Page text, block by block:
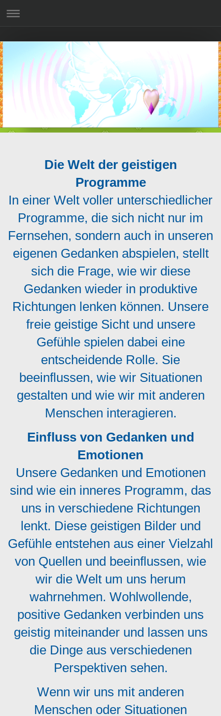
Die Welt der geistigen
Programme
In einer Welt voller unterschiedlicher
Programme, die sich nicht nur im
Fernsehen, sondern auch in unseren
eigenen Gedanken abspielen, stellt
sich die Frage, wie wir diese
Gedanken wieder in produktive
Richtungen lenken können. Unsere
freie geistige Sicht und unsere
Gefühle spielen dabei eine
entscheidende Rolle. Sie
beeinflussen, wie wir Situationen
gestalten und wie wir mit anderen
Menschen interagieren.
Einfluss von Gedanken und
Emotionen
Unsere Gedanken und Emotionen
sind wie ein inneres Programm, das
uns in verschiedene Richtungen
lenkt. Diese geistigen Bilder und
Gefühle entstehen aus einer Vielzahl
von Quellen und beeinflussen, wie
wir die Welt um uns herum
wahrnehmen. Wohlwollende,
positive Gedanken verbinden uns
geistig miteinander und lassen uns
die Dinge aus verschiedenen
Perspektiven sehen.
Wenn wir uns mit anderen
Menschen oder Situationen